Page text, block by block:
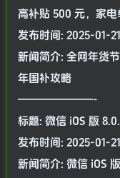
高补贴 500 元，家电
发布时间: 2025-01-
新闻简介: 全网年货
年国补攻略
———————-
标题: 微信 iOS 版
发布时间: 2025-01-
新闻简介: 微信 iOS